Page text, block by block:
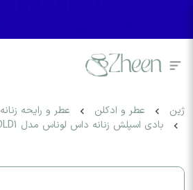
ژین عطر و ادکلن عطر و رایحه زنانه
بادی اسپلش زنانه داس لوناس مدل 24K GOLD1